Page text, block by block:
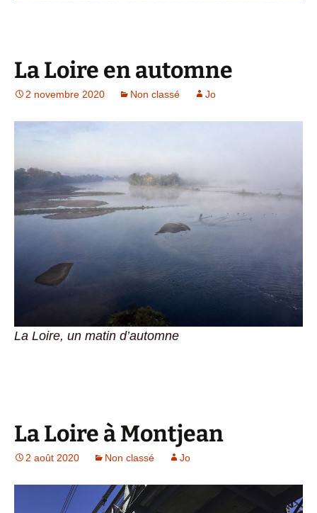
La Loire en automne
2 novembre 2020 Non classé Jo
La Loire, un matin d’automne
La Loire à Montjean
2 août 2020 Non classé Jo